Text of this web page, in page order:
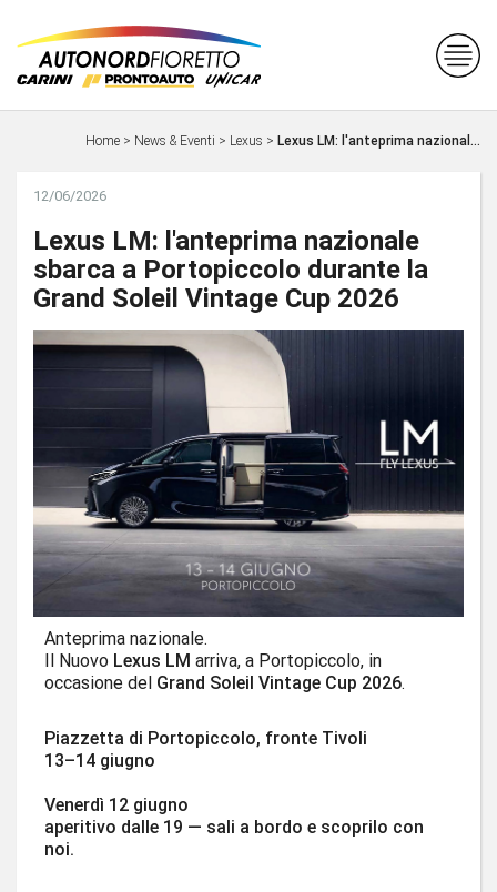
Home > News & Eventi > Lexus > Lexus LM: l'anteprima nazional...
12/06/2026
Lexus LM: l'anteprima nazionale
sbarca a Portopiccolo durante la
Grand Soleil Vintage Cup 2026
Anteprima nazionale.
Il Nuovo Lexus LM arriva, a Portopiccolo, in
occasione del Grand Soleil Vintage Cup 2026.
Piazzetta di Portopiccolo, fronte Tivoli
13–14 giugno
Venerdì 12 giugno
aperitivo dalle 19 — sali a bordo e scoprilo con
noi.